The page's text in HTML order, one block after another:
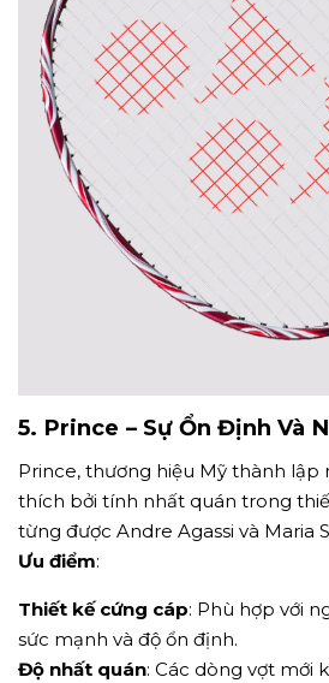
5. Prince – Sự Ổn Định Và
Prince, thương hiệu Mỹ thành lập
thích bởi tính nhất quán trong
từng được Andre Agassi và Maria
Ưu điểm:
Thiết kế cứng cáp: Phù hợp với
sức mạnh và độ ổn định.
Độ nhất quán: Các dòng vợt mới